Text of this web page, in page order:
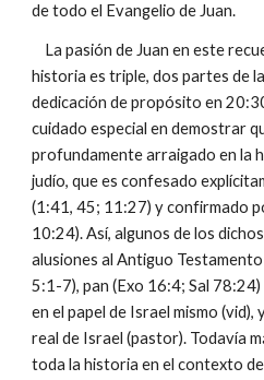
de todo el Evangelio de Juan.
La pasión de Juan en este
historia es triple, dos partes de
dedicación de propósito en
cuidado especial en demostrar
profundamente arraigado en la
judío, que es confesado
(1:41, 45; 11:27) y confirmado
10:24). Así, algunos de los
alusiones al Antiguo
5:1-7), pan (Exo 16:4; Sal
en el papel de Israel mismo (vid),
real de Israel (pastor). Todavía
toda la historia en el contexto de